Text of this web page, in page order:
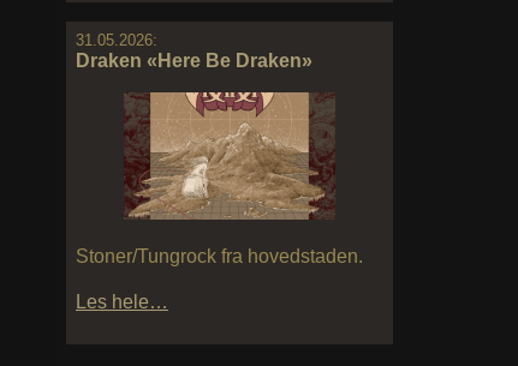
31.05.2026:
Draken «Here Be Draken»
Stoner/Tungrock fra hovedstaden.
Les hele…